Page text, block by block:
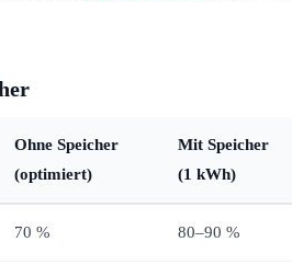
Ohne Speicher
(optimiert)
Mit Speicher
(1 kWh)
70 % 80–90 %